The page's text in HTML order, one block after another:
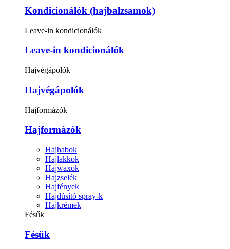
Kondicionálók (hajbalzsamok)
Leave-in kondicionálók
Leave-in kondicionálók
Hajvégápolók
Hajvégápolók
Hajformázók
Hajformázók
Hajhabok
Hajlakkok
Hajwaxok
Hajzselék
Hajfények
Hajdúsító spray-k
Hajkrémek
Fésűk
Fésűk